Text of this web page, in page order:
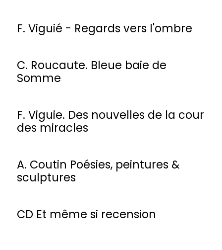
F. Viguié - Regards vers l'ombre
C. Roucaute. Bleue baie de
Somme
F. Viguie. Des nouvelles de la cour
des miracles
A. Coutin Poésies, peintures &
sculptures
CD Et même si recension